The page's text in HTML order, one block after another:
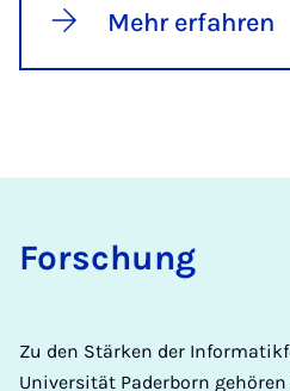
Mehr erfahren
For­schung
Zu den Stärken der
Universität Paderborn